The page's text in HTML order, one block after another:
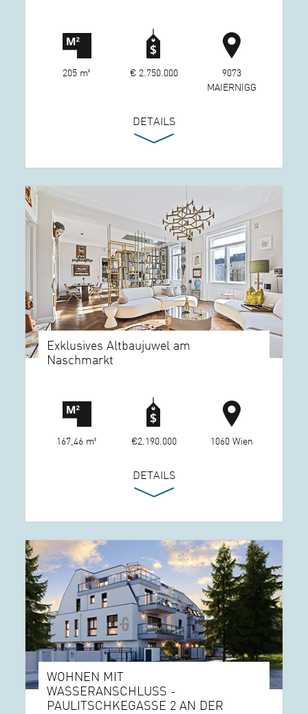
205 m² € 2.750.000
9073
MAIERNIGG
DETAILS
Exklusives Altbaujuwel am
Naschmarkt
167,46 m² €2.190.000 1060 Wien
DETAILS
WOHNEN MIT
WASSERANSCHLUSS -
PAULITSCHKEGASSE 2 AN DER